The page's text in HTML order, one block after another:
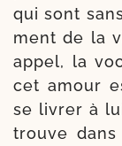
qui sont
ment de la
appel, la
cet amour
se livrer à
trouve